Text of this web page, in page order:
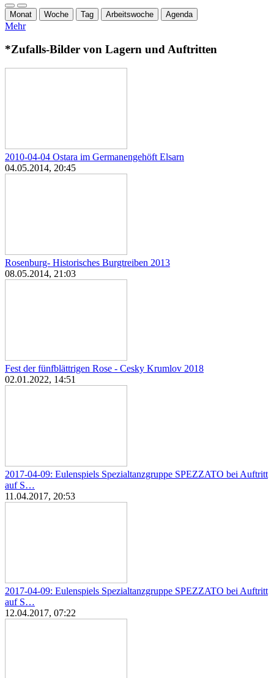
Monat Woche Tag Arbeitswoche Agenda
Mehr
*Zufalls-Bilder von Lagern und Auftritten
2010-04-04 Ostara im Germanengehöft Elsarn
04.05.2014, 20:45
Rosenburg- Historisches Burgtreiben 2013
08.05.2014, 21:03
Fest der fünfblättrigen Rose - Cesky Krumlov 2018
02.01.2022, 14:51
2017-04-09: Eulenspiels Spezialtanzgruppe SPEZZATO bei Auftritt
auf S…
11.04.2017, 20:53
2017-04-09: Eulenspiels Spezialtanzgruppe SPEZZATO bei Auftritt
auf S…
12.04.2017, 07:22